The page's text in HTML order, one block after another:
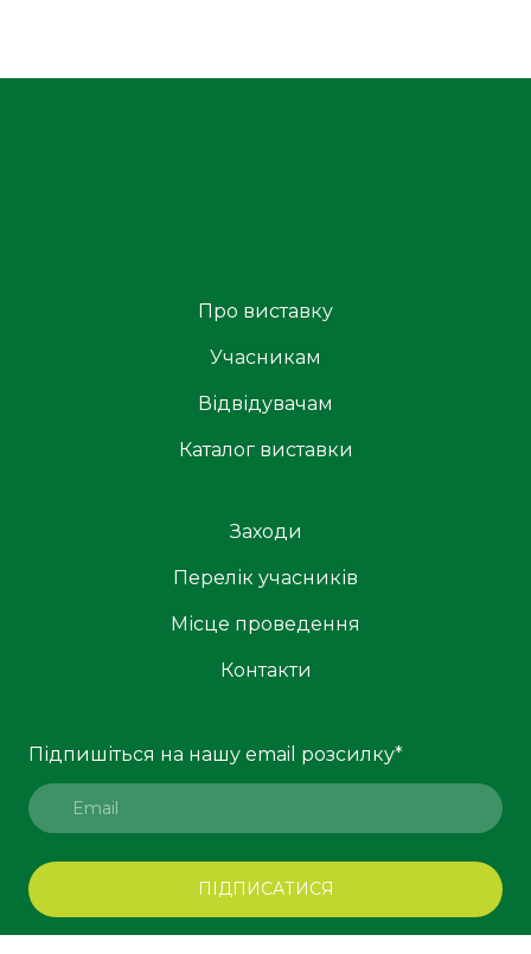
Про виставку
Учасникам
Відвідувачам
Каталог виставки
Заходи
Перелік учасників
Місце проведення
Контакти
Підпишіться на нашу email розсилку*
ПІДПИСАТИСЯ